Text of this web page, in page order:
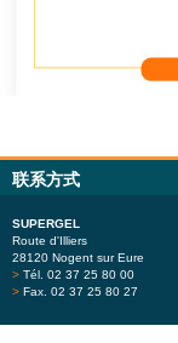
联系方式
SUPERGEL
Route d'Illiers
28120 Nogent sur Eure
> Tél. 02 37 25 80 00
> Fax. 02 37 25 80 27